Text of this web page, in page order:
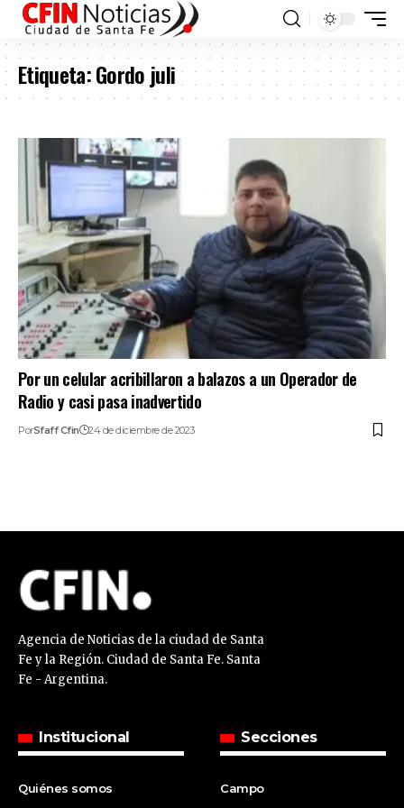
Etiqueta:Gordo juli
Por un celular acribillaron a balazos a un Operador de
Radio y casi pasa inadvertido
PorSfaff Cfin 24 de diciembre de 2023
Agencia de Noticias de la ciudad de Santa
Fe y la Región. Ciudad de Santa Fe. Santa
Fe - Argentina.
Institucional
Quiénes somos
Secciones
Campo